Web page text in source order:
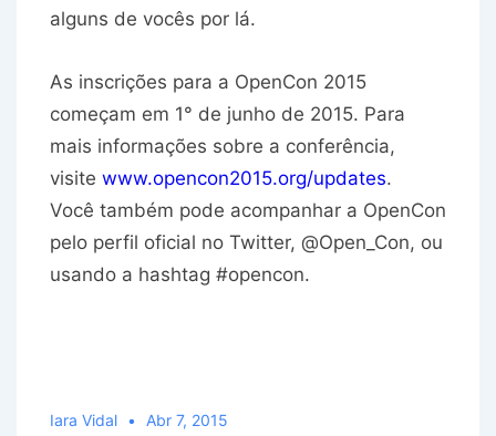
alguns de vocês por lá.
As inscrições para a OpenCon 2015
começam em 1° de junho de 2015. Para
mais informações sobre a conferência,
visite www.opencon2015.org/updates.
Você também pode acompanhar a OpenCon
pelo perfil oficial no Twitter, @Open_Con, ou
usando a hashtag #opencon.
Iara Vidal Abr 7, 2015